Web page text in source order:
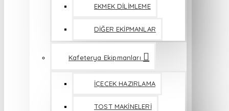
EKMEK DİLİMLEME
DİĞER EKİPMANLAR
Kafeterya Ekipmanları
İÇECEK HAZIRLAMA
TOST MAKİNELERİ